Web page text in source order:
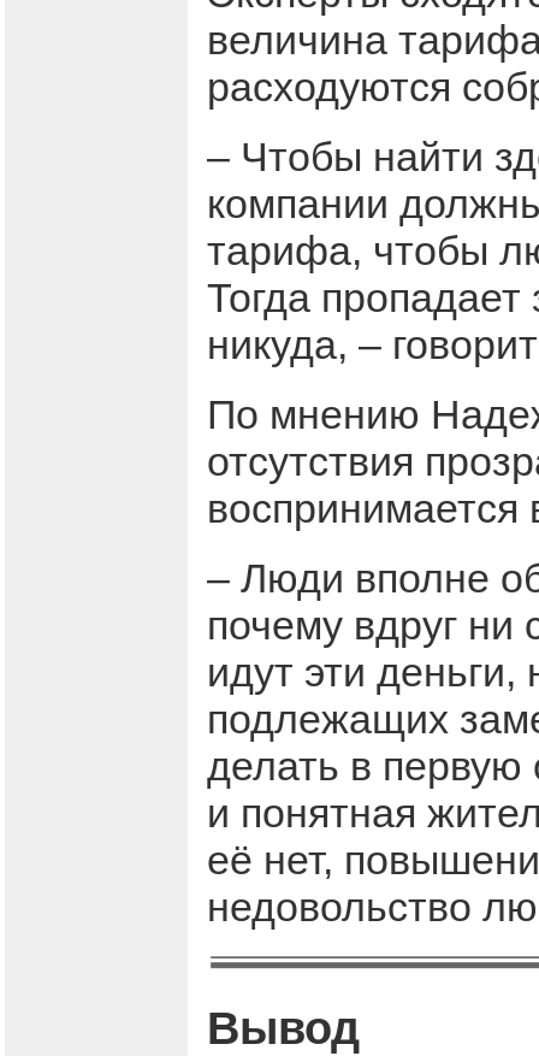
величина
расходуются
– Чтобы найти
компании
тарифа, чтобы
Тогда
никуда, –
По мнению
отсутствия
воспринимается
– Люди вполне
почему вдруг ни
идут эти
подлежащих
делать в первую
и понятная
её нет,
недовольство
Вывод